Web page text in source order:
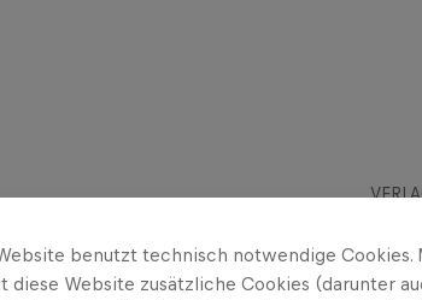
benutzt technisch notwendige Cookies.
diese Website zusätzliche Cookies (darunter